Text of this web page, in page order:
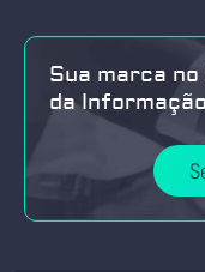
Sua marca
da